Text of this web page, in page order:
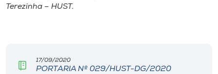
Terezinha – HUST.
17/09/2020
PORTARIA Nº 029/HUST-DG/2020